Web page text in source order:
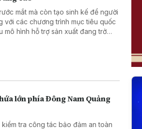
mắt mà còn tạo sinh kế để người
với các chương trình mục tiêu quốc
mô hình hỗ trợ sản xuất đang trở
lớn phía Đông Nam Quảng
tra công tác bảo đảm an toàn